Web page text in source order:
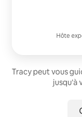
Hôte
Tracy peut vous
jusqu'à